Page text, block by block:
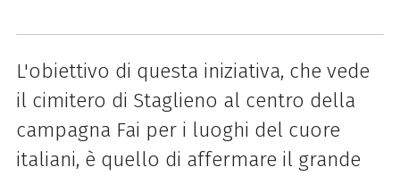
L'obiettivo di questa iniziativa, che vede
il cimitero di Staglieno al centro della
campagna Fai per i luoghi del cuore
italiani, è quello di affermare il grande